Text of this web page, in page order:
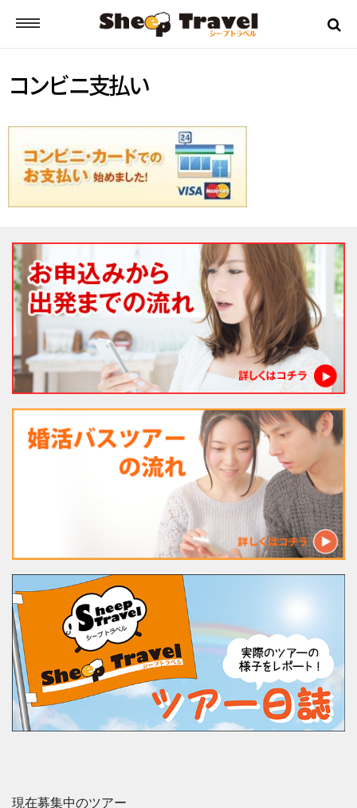
シープトラベルとは？
お申込みから出発までの流れ
ツアー日誌
法人様向け社員旅行
婚活バスツアー
経営者様向け がん検診旅行
現在募集中!!
お問合せ
コンビニ支払い
現在募集中のツアー